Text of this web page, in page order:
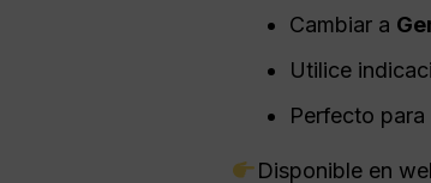
Cambiar a
Utilice
Perfecto
Disponible en